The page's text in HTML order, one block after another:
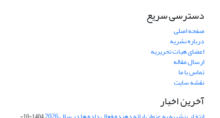
دسترسی سریع
صفحه اصلی
درباره نشریه
اعضای هیات تحریریه
ارسال مقاله
تماس با ما
نقشه سایت
آخرین اخبار